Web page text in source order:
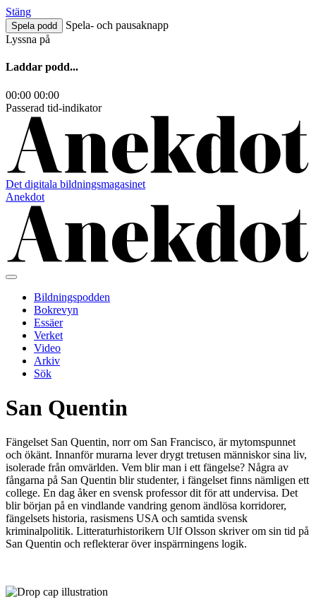
Hoppa
till
innehåll
Stäng
Spela podd
Spela- och pausaknapp
Lyssna på
Laddar podd...
00:00 00:00
Passerad tid-indikator
Det digitala bildningsmagasinet
Anekdot
Bildningspodden
Bokrevyn
Essäer
Verket
Video
Arkiv
Sök
San Quentin
Fängelset San Quentin, norr om San Francisco, är mytomspunnet
och ökänt. Innanför murarna lever drygt tretusen människor sina liv,
isolerade från omvärlden. Vem blir man i ett fängelse? Några av
fångarna på San Quentin blir studenter, i fängelset finns nämligen ett
college. En dag åker en svensk professor dit för att undervisa. Det
blir början på en vindlande vandring genom ändlösa korridorer,
fängelsets historia, rasismens USA och samtida svensk
kriminalpolitik. Litteraturhistorikern Ulf Olsson skriver om sin tid på
San Quentin och reflekterar över inspärrningens logik.